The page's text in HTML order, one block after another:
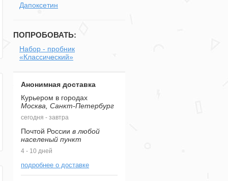
Дапоксетин
ПОПРОБОВАТЬ:
Набор - пробник
«Классический»
Анонимная доставка
Курьером в городах
Москва, Санкт-Петербург
сегодня - завтра
Почтой России в любой
населеный пункт
4 - 10 дней
подробнее о доставке